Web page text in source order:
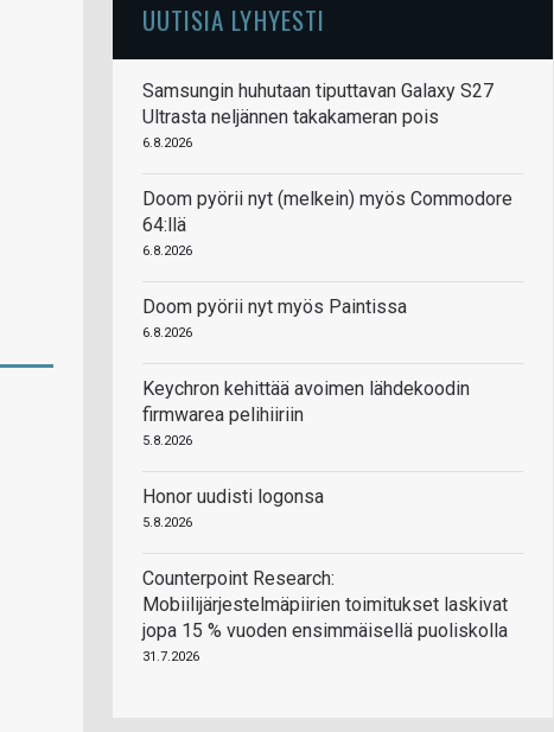
UUTISIA LYHYESTI
Samsungin huhutaan tiputtavan Galaxy S27
Ultrasta neljännen takakameran pois
6.8.2026
Doom pyörii nyt (melkein) myös Commodore
64:llä
6.8.2026
Doom pyörii nyt myös Paintissa
6.8.2026
Keychron kehittää avoimen lähdekoodin
firmwarea pelihiiriin
5.8.2026
Honor uudisti logonsa
5.8.2026
Counterpoint Research:
Mobiilijärjestelmäpiirien toimitukset laskivat
jopa 15 % vuoden ensimmäisellä puoliskolla
31.7.2026